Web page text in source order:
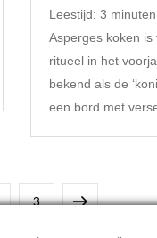
Leestijd: 3 minuten
Asperges koken
ritueel in het
bekend als de
een bord met
Pagina
3 Volgende